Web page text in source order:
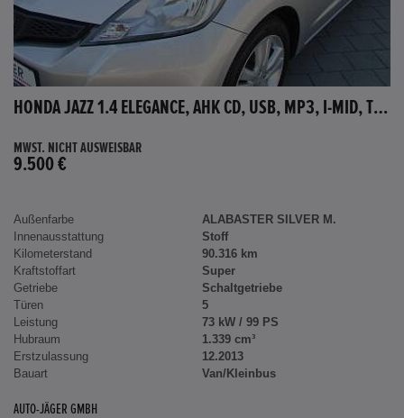
HONDA JAZZ 1.4 ELEGANCE, AHK CD, USB, MP3, I-MID, TEMPOMAT, AUX-IN
MWST. NICHT AUSWEISBAR
9.500 €
Außenfarbe
ALABASTER SILVER M.
Innenausstattung
Stoff
Kilometerstand
90.316 km
Kraftstoffart
Super
Getriebe
Schaltgetriebe
Türen
5
Leistung
73 kW / 99 PS
Hubraum
1.339 cm³
Erstzulassung
12.2013
Bauart
Van/Kleinbus
AUTO-JÄGER GMBH